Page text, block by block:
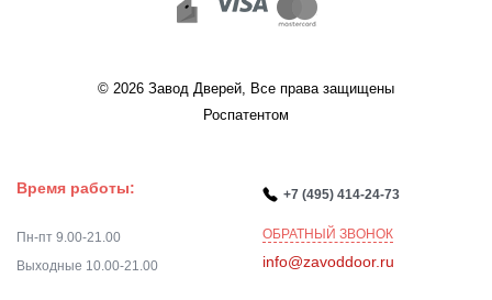
© 2026 Завод Дверей, Все права защищены
Роспатентом
Время работы:
Пн-пт 9.00-21.00
Выходные 10.00-21.00
+7 (495) 414-24-73
ОБРАТНЫЙ ЗВОНОК
info@zavoddoor.ru